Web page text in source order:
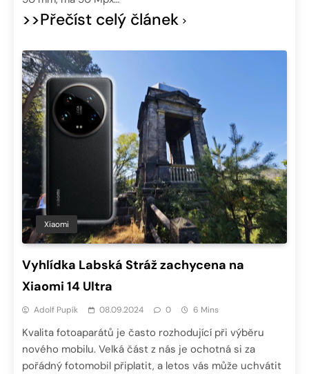
>>Přečíst celý článek
Xiaomi
Vyhlídka Labská Stráž zachycena na
Xiaomi 14 Ultra
Adolf Pupík 08.09.2024 0 6 Mins
Kvalita fotoaparátů je často rozhodující při výběru
nového mobilu. Velká část z nás je ochotná si za
pořádný fotomobil připlatit, a letos vás může uchvátit